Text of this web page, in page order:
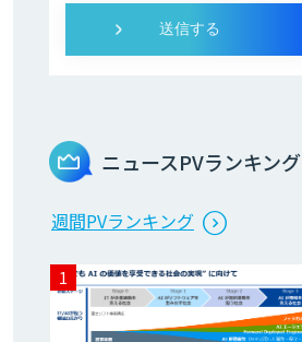
ニュースPVランキング
週間PVランキング